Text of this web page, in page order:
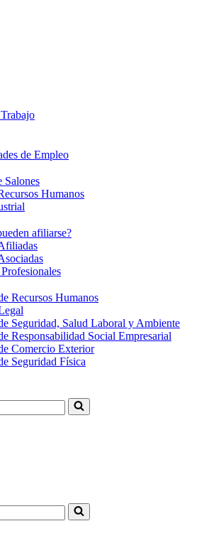
de Empleo
Salones
Humanos
afiliarse?
Recursos Humanos
Seguridad, Salud Laboral y Ambiente
Responsabilidad Social Empresarial
Comercio Exterior
Seguridad Física